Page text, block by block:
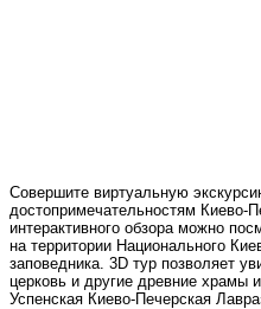
Совершите виртуальную
достопримечательностям Киево-
интерактивного обзора можно
на территории Национального
заповедника. 3D тур позволяет
церковь и другие древние храмы
Успенская Киево-Печерская